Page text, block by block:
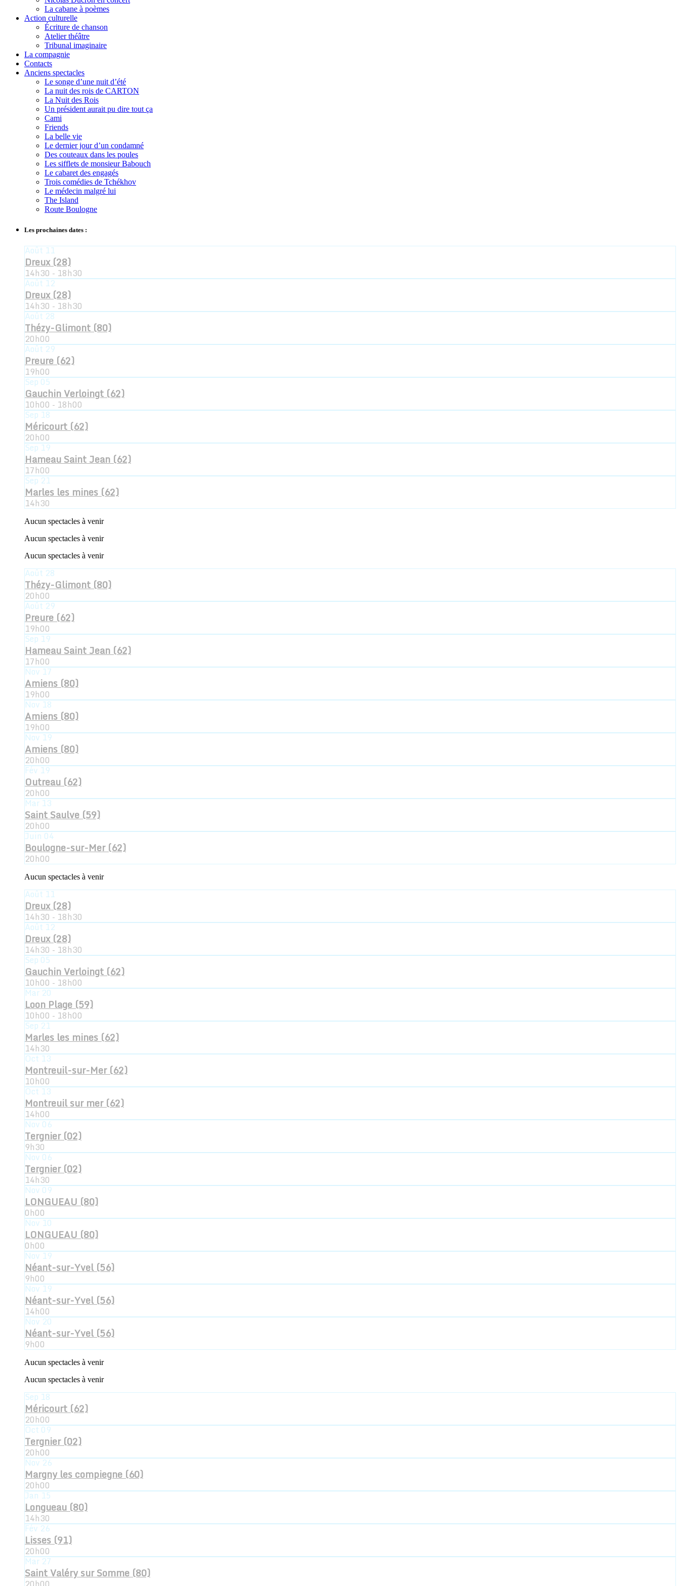
La cabane à poèmes
Action culturelle
Écriture de chanson
Atelier théâtre
Tribunal imaginaire
La compagnie
Contacts
Anciens spectacles
Le songe d’une nuit d’été
La nuit des rois de CARTON
La Nuit des Rois
Un président aurait pu dire tout ça
Cami
Friends
La belle vie
Le dernier jour d’un condamné
Des couteaux dans les poules
Les sifflets de monsieur Babouch
Le cabaret des engagés
Trois comédies de Tchékhov
Le médecin malgré lui
The Island
Route Boulogne
Les prochaines dates :
Août11
Dreux (28)
14h30 - 18h30
Août12
Dreux (28)
14h30 - 18h30
Août28
Thézy-Glimont (80)
20h00
Août29
Preure (62)
19h00
Sep05
Gauchin Verloingt (62)
10h00 - 18h00
Sep18
Méricourt (62)
20h00
Sep19
Hameau Saint Jean (62)
17h00
Sep21
Marles les mines (62)
14h30
Aucun spectacles à venir
Aucun spectacles à venir
Aucun spectacles à venir
Août28
Thézy-Glimont (80)
20h00
Août29
Preure (62)
19h00
Sep19
Hameau Saint Jean (62)
17h00
Nov17
Amiens (80)
19h00
Nov18
Amiens (80)
19h00
Nov19
Amiens (80)
20h00
Fév19
Outreau (62)
20h00
Mar13
Saint Saulve (59)
20h00
Juin04
Boulogne-sur-Mer (62)
20h00
Aucun spectacles à venir
Août11
Dreux (28)
14h30 - 18h30
Août12
Dreux (28)
14h30 - 18h30
Sep05
Gauchin Verloingt (62)
10h00 - 18h00
Mar20
Loon Plage (59)
10h00 - 18h00
Sep21
Marles les mines (62)
14h30
Oct13
Montreuil-sur-Mer (62)
10h00
Oct13
Montreuil sur mer (62)
14h00
Nov06
Tergnier (02)
9h30
Nov06
Tergnier (02)
14h30
Nov09
LONGUEAU (80)
0h00
Nov10
LONGUEAU (80)
0h00
Nov19
Néant-sur-Yvel (56)
9h00
Nov19
Néant-sur-Yvel (56)
14h00
Nov20
Néant-sur-Yvel (56)
9h00
Aucun spectacles à venir
Aucun spectacles à venir
Sep18
Méricourt (62)
20h00
Oct09
Tergnier (02)
20h00
Nov26
Margny les compiegne (60)
20h00
Jan15
Longueau (80)
14h30
Fév26
Lisses (91)
20h00
Mar27
Saint Valéry sur Somme (80)